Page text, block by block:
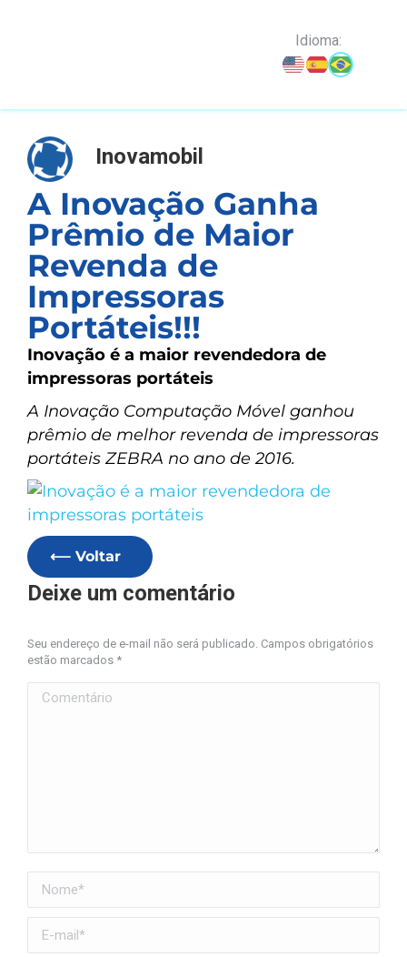
Idioma:
Inovamobil
A Inovação Ganha
Prêmio de Maior
Revenda de
Impressoras
Portáteis!!!
Inovação é a maior revendedora de
impressoras portáteis
A Inovação Computação Móvel ganhou
prêmio de melhor revenda de impressoras
portáteis ZEBRA no ano de 2016.
⟵ Voltar
Deixe um comentário
Seu endereço de e-mail não será publicado. Campos obrigatórios
estão marcados *
Comentário
Nome *
E-mail *